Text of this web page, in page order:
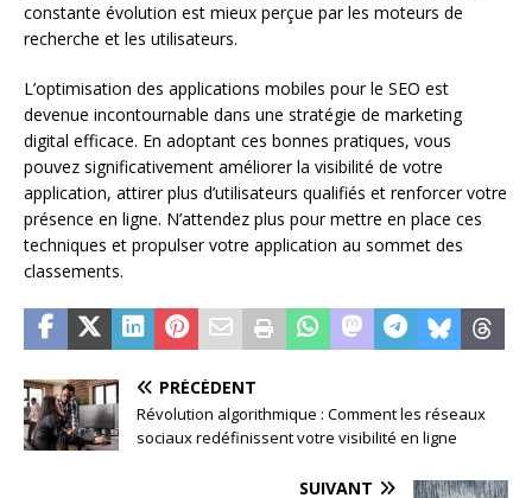
constante évolution est mieux perçue par les moteurs de
recherche et les utilisateurs.
L’optimisation des applications mobiles pour le SEO est
devenue incontournable dans une stratégie de marketing
digital efficace. En adoptant ces bonnes pratiques, vous
pouvez significativement améliorer la visibilité de votre
application, attirer plus d’utilisateurs qualifiés et renforcer votre
présence en ligne. N’attendez plus pour mettre en place ces
techniques et propulser votre application au sommet des
classements.
PRÉCÉDENT
Révolution algorithmique : Comment les réseaux
sociaux redéfinissent votre visibilité en ligne
SUIVANT